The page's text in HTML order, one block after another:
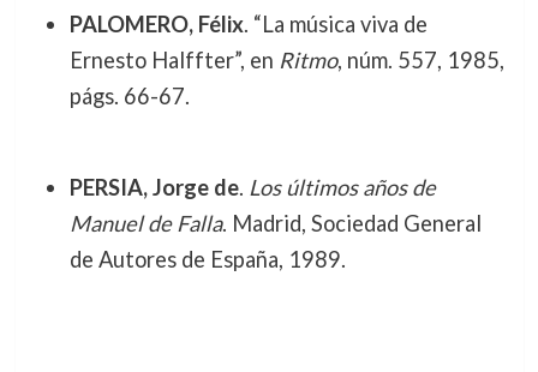
PALOMERO, Félix. “La música viva de
Ernesto Halffter”, en Ritmo, núm. 557, 1985,
págs. 66-67.
PERSIA, Jorge de. Los últimos años de
Manuel de Falla. Madrid, Sociedad General
de Autores de España, 1989.